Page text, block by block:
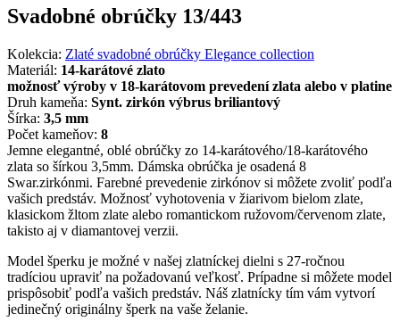
Svadobné obrúčky 13/443
Kolekcia: Zlaté svadobné obrúčky Elegance collection
Materiál: 14-karátové zlato
možnosť výroby v 18-karátovom prevedení zlata alebo v platine
Druh kameňa: Synt. zirkón výbrus briliantový
Šírka: 3,5 mm
Počet kameňov: 8
Jemne elegantné, oblé obrúčky zo 14-karátového/18-karátového
zlata so šírkou 3,5mm. Dámska obrúčka je osadená 8
Swar.zirkónmi. Farebné prevedenie zirkónov si môžete zvoliť podľa
vašich predstáv. Možnosť vyhotovenia v žiarivom bielom zlate,
klasickom žltom zlate alebo romantickom ružovom/červenom zlate,
takisto aj v diamantovej verzii.
Model šperku je možné v našej zlatníckej dielni s 27-ročnou
tradíciou upraviť na požadovanú veľkosť. Prípadne si môžete model
prispôsobiť podľa vašich predstáv. Náš zlatnícky tím vám vytvorí
jedinečný originálny šperk na vaše želanie.